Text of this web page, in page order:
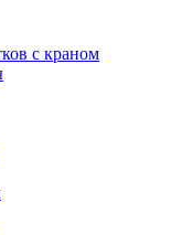
с краном